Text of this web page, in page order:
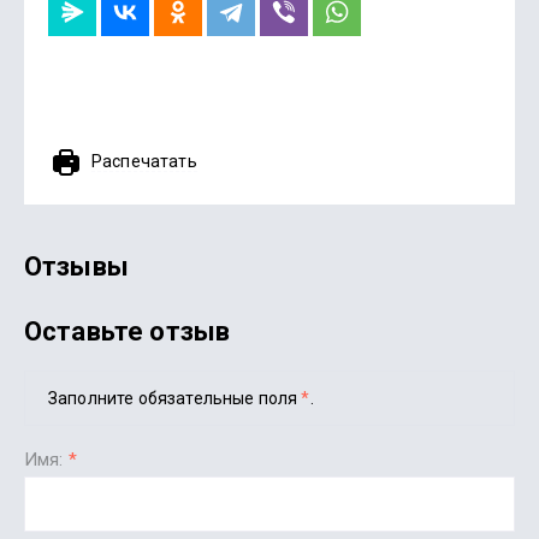
Распечатать
Отзывы
Оставьте отзыв
Заполните обязательные поля*
Имя: *